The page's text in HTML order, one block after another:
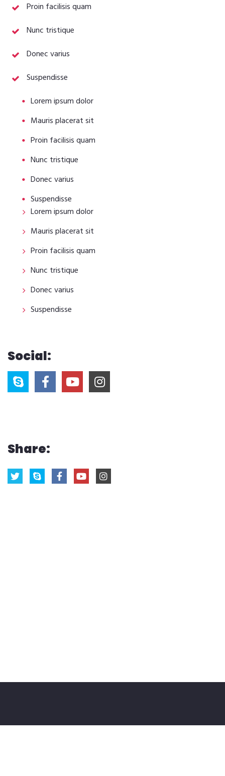
Proin facilisis quam
Nunc tristique
Donec varius
Suspendisse
Lorem ipsum dolor
Mauris placerat sit
Proin facilisis quam
Nunc tristique
Donec varius
Suspendisse
Lorem ipsum dolor
Mauris placerat sit
Proin facilisis quam
Nunc tristique
Donec varius
Suspendisse
Social:
Share: